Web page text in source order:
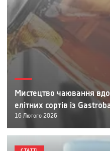
Мистецтво чаювання
елітних сортів із
16 Лютого 2026